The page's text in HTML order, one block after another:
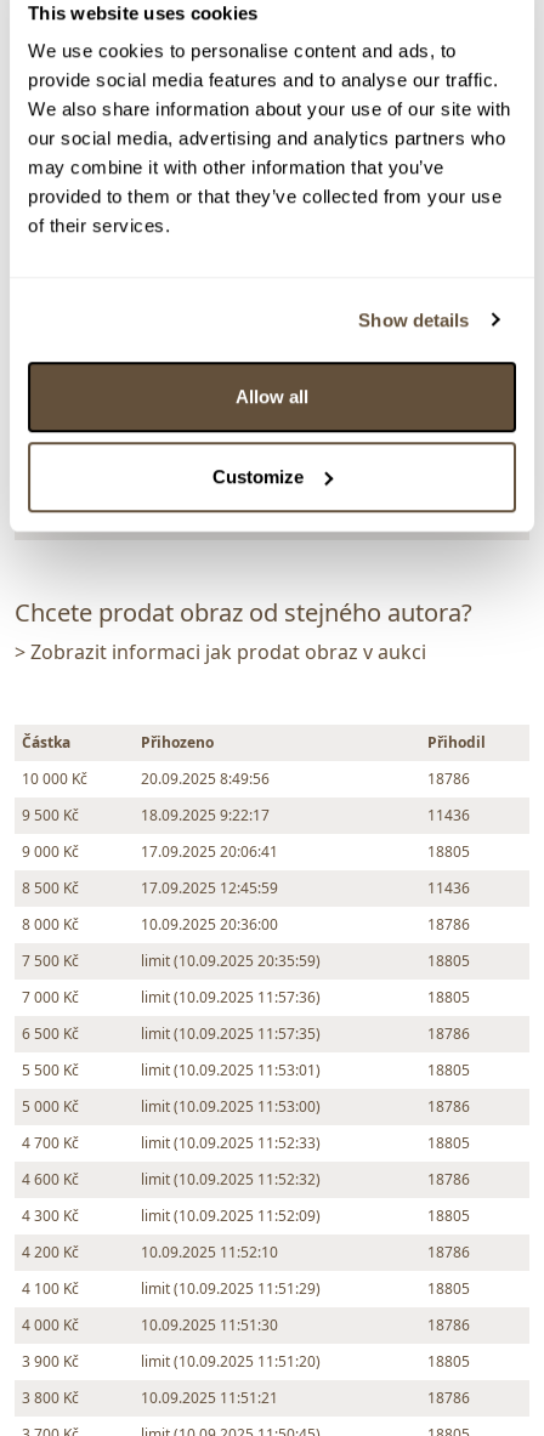
This website uses cookies
We use cookies to personalise content and ads, to
provide social media features and to analyse our traffic.
We also share information about your use of our site with
our social media, advertising and analytics partners who
may combine it with other information that you’ve
provided to them or that they’ve collected from your use
of their services.
Show details
Allow all
Customize
Akryl na plátně, 70x50 cm. Signováno vpravo dole
Y.Branz 2025. Nerámováno.
> Zobrazit detail položky a informace o autorovi
Zpět na aukční výsledky
Chcete prodat obraz od stejného autora?
> Zobrazit informaci jak prodat obraz v aukci
Částka Přihozeno
Přihodil
10 000 Kč
20.09.2025 8:49:56
18786
9 500 Kč
18.09.2025 9:22:17
11436
9 000 Kč
17.09.2025 20:06:41
18805
8 500 Kč
17.09.2025 12:45:59
11436
8 000 Kč
10.09.2025 20:36:00
18786
7 500 Kč
limit (10.09.2025 20:35:59)
18805
7 000 Kč
limit (10.09.2025 11:57:36)
18805
6 500 Kč
limit (10.09.2025 11:57:35)
18786
5 500 Kč
limit (10.09.2025 11:53:01)
18805
5 000 Kč
limit (10.09.2025 11:53:00)
18786
4 700 Kč
limit (10.09.2025 11:52:33)
18805
4 600 Kč
limit (10.09.2025 11:52:32)
18786
4 300 Kč
limit (10.09.2025 11:52:09)
18805
4 200 Kč
10.09.2025 11:52:10
18786
4 100 Kč
limit (10.09.2025 11:51:29)
18805
4 000 Kč
10.09.2025 11:51:30
18786
3 900 Kč
limit (10.09.2025 11:51:20)
18805
3 800 Kč
10.09.2025 11:51:21
18786